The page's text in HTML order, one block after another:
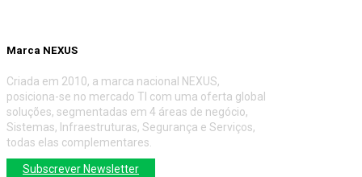
Marca NEXUS
Criada em 2010, a marca nacional NEXUS,
posiciona-se no mercado TI com uma oferta global
soluções, segmentadas em 4 áreas de negócio,
Sistemas, Infraestruturas, Segurança e Serviços,
todas elas complementares.
Subscrever Newsletter